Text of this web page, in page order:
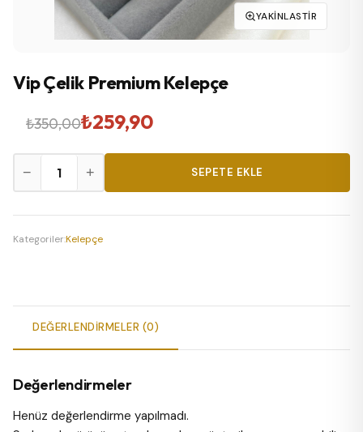
YAKINLASTIR
Vip Çelik Premium Kelepçe
₺350,00
Orijinal
fiyat:
₺350,00.
₺259,90
Şu
andaki
fiyat:
₺259,90.
Çelik
Premium
− + SEPETE EKLE
Kategoriler:Kelepçe
DEĞERLENDIRMELER (0)
Değerlendirmeler
Henüz değerlendirme yapılmadı.